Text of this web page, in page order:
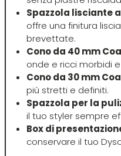
Lisap
L'Oreal
LV3
Spazzola lisciante
offre una finitura
brevettate.
Cono da 40 mm
onde e ricci morbidi
Cono da 30 mm
più stretti e definiti.
Spazzola per la
il tuo styler sempre
Box di
conservare il tuo